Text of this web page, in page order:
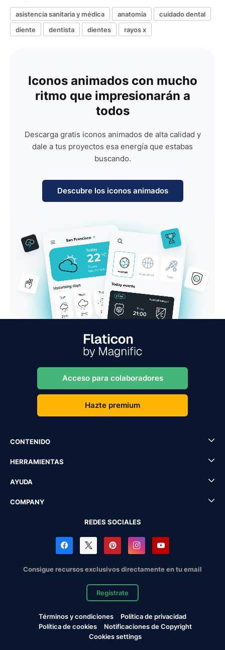
asistencia sanitaria y médica anatomía
cuidado dental
diente
dentista dientes rayos x
Iconos animados con mucho
ritmo que impresionarán a
todos
Descarga gratis iconos animados de alta calidad y
dale a tus proyectos esa energía que estabas
buscando.
Descubre los iconos animados
Acceso para colaboradores
Hazte premium
CONTENIDO
HERRAMIENTAS
AYUDA
COMPANY
REDES SOCIALES
Consigue recursos exclusivos directamente en tu email
Regístrate
Términos y condiciones
Política de privacidad
Política de cookies
Notificaciones de Copyright
Cookies settings